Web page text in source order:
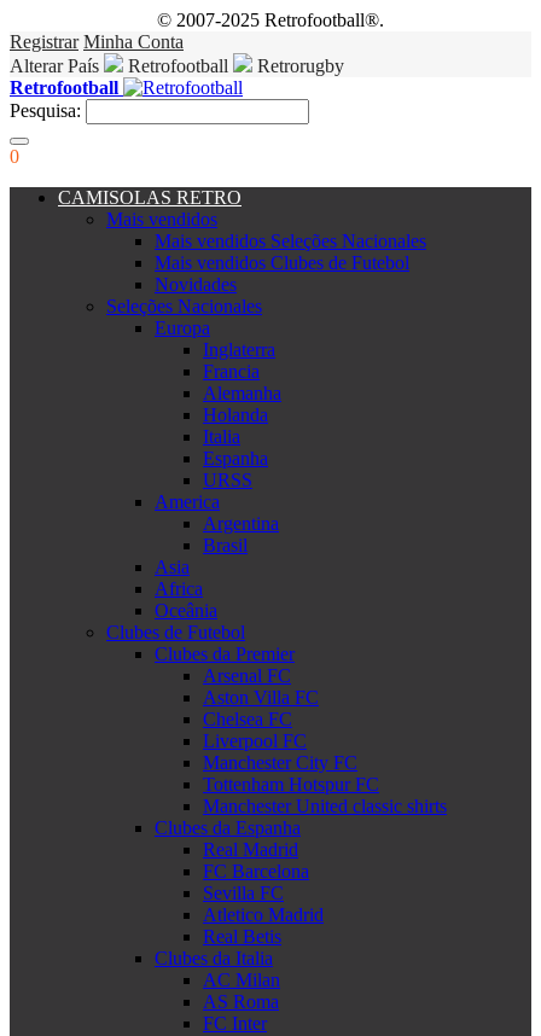
© 2007-2025 Retrofootball®.
Registrar Minha Conta
Alterar País
Retrofootball
Retrorugby
Retrofootball
Pesquisa:
0
CAMISOLAS RETRO
Mais vendidos
Mais vendidos Seleções Nacionales
Mais vendidos Clubes de Futebol
Novidades
Seleções Nacionales
Europa
Inglaterra
Francia
Alemanha
Holanda
Italia
Espanha
URSS
America
Argentina
Brasil
Asia
Africa
Oceânia
Clubes de Futebol
Clubes da Premier
Arsenal FC
Aston Villa FC
Chelsea FC
Liverpool FC
Manchester City FC
Tottenham Hotspur FC
Manchester United classic shirts
Clubes da Espanha
Real Madrid
FC Barcelona
Sevilla FC
Atletico Madrid
Real Betis
Clubes da Italia
AC Milan
AS Roma
FC Inter